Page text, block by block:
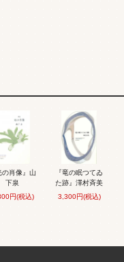
の肖像』山
下泉
円(税込)
『竜の眠つてゐ
た跡』澤村斉美
3,300円(税込)